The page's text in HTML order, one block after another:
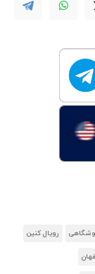
رویال کنین